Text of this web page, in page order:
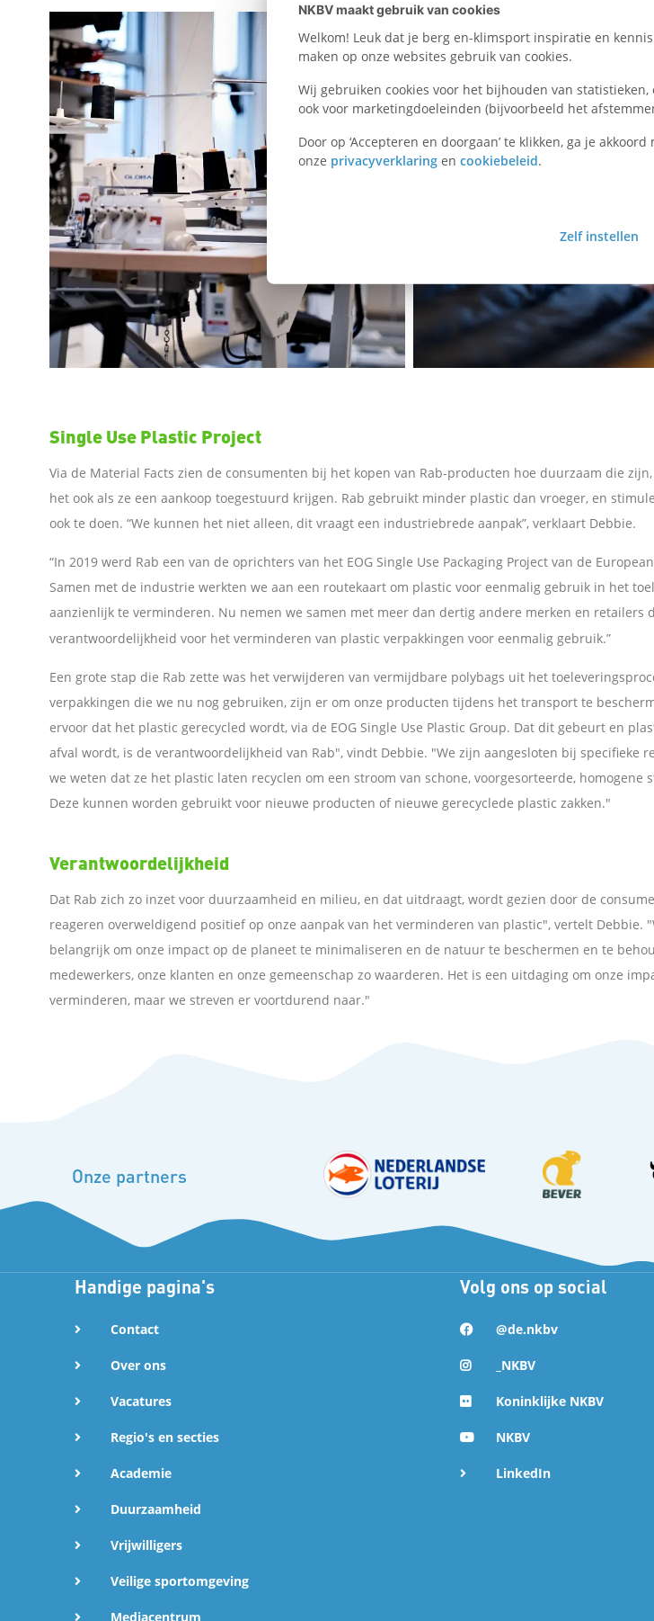
NKBV maakt gebruik van cookies
Welkom! Leuk dat je berg en-klimsport inspiratie en
maken op onze websites gebruik van cookies.
Wij gebruiken cookies voor het bijhouden van
ook voor marketingdoeleinden (bijvoorbeeld het
Door op ‘Accepteren en doorgaan’ te klikken, ga je
onze privacyverklaring en cookiebeleid.
Zelf instellen
n
W
h
a
t
s
A
p
L
n
o
t
e
d
l
n
Single Use Plastic Project
Via de Material Facts zien de consumenten bij het kopen van Rab-producten hoe duurzaam die
het ook als ze een aankoop toegestuurd krijgen. Rab gebruikt minder plastic dan vroeger, en
ook te doen. “We kunnen het niet alleen, dit vraagt een industriebrede aanpak”, verklaart Debbie.
“In 2019 werd Rab een van de oprichters van het EOG Single Use Packaging Project van de
Samen met de industrie werkten we aan een routekaart om plastic voor eenmalig gebruik in het
aanzienlijk te verminderen. Nu nemen we samen met meer dan dertig andere merken en retailers
verantwoordelijkheid voor het verminderen van plastic verpakkingen voor eenmalig gebruik.”
Een grote stap die Rab zette was het verwijderen van vermijdbare polybags uit het
verpakkingen die we nu nog gebruiken, zijn er om onze producten tijdens het transport te
ervoor dat het plastic gerecycled wordt, via de EOG Single Use Plastic Group. Dat dit gebeurt en
afval wordt, is de verantwoordelijkheid van Rab", vindt Debbie. "We zijn aangesloten bij specifieke
we weten dat ze het plastic laten recyclen om een stroom van schone, voorgesorteerde, homogene
Deze kunnen worden gebruikt voor nieuwe producten of nieuwe gerecyclede plastic zakken."
Verantwoordelijkheid
Dat Rab zich zo inzet voor duurzaamheid en milieu, en dat uitdraagt, wordt gezien door de
reageren overweldigend positief op onze aanpak van het verminderen van plastic", vertelt Debbie.
belangrijk om onze impact op de planeet te minimaliseren en de natuur te beschermen en te
medewerkers, onze klanten en onze gemeenschap zo waarderen. Het is een uitdaging om onze
verminderen, maar we streven er voortdurend naar."
Onze partners
Handige pagina's
Contact
Over ons
Vacatures
Regio's en secties
Academie
Duurzaamheid
Vrijwilligers
Veilige sportomgeving
Mediacentrum
Volg ons op social
@de.nkbv
_NKBV
Koninklijke NKBV
NKBV
LinkedIn